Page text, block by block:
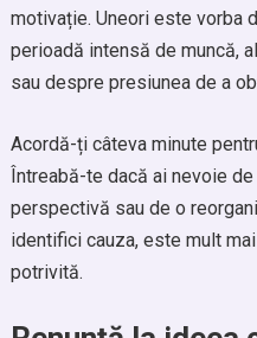
motivație. Uneori este vorba
perioadă intensă de muncă,
sau despre presiunea de a
Acordă-ți câteva minute
Întreabă-te dacă ai nevoie
perspectivă sau de o
identifici cauza, este mult
potrivită.